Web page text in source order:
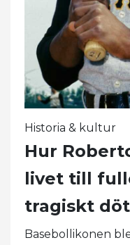
Historia & kultur
Hur
livet till
tragiskt
Basebollikonen